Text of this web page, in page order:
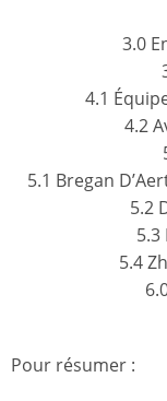
3.0
4.1
4.2
5.1 Bregan
5.2
5.3
5.4
Pour résumer :